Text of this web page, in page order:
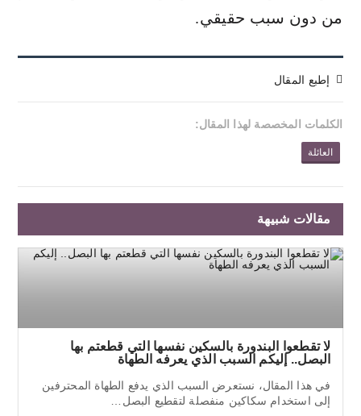
من دون سبب حقيقي.
إطبع المقال
الكلمات المخصصة لهذا المقال:
العائلة
مقالات شبيهة
لا تقطعوا البندورة بالسكين نفسها التي قطعتم بها
البصل.. إليكم السبب الذي يعرفه الطهاة
في هذا المقال، نستعرض السبب الذي يدفع الطهاة المحترفين
إلى استخدام سكاكين منفصلة لتقطيع البصل…